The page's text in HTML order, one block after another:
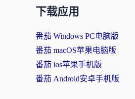
下载应用
番茄 Windows PC电脑版
番茄 macOS苹果电脑版
番茄 ios苹果手机版
番茄 Android安卓手机版